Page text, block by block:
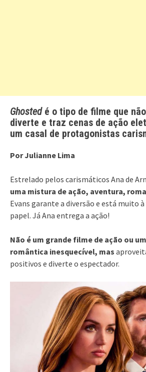
Ghostedé o tipo de filme que
diverte e traz cenas de ação
um casal de protagonistas
Por Julianne Lima
Estrelado pelos carismáticos Ana de
uma mistura de ação, aventura,
Evans garante a diversão e está muito
papel. Já Ana entrega a ação!
Não é um grande filme de ação ou
romântica inesquecível, mas
positivos e diverte o espectador.